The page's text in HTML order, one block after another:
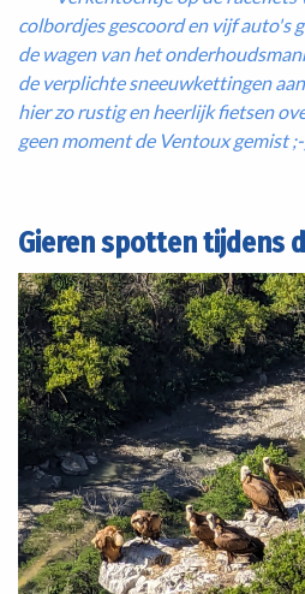
colbordjes gescoord en vijf auto's
de wagen van het
de verplichte sneeuwkettingen
hier zo rustig en heerlijk fietsen
geen moment de Ventoux gemist
Gieren spotten tijdens